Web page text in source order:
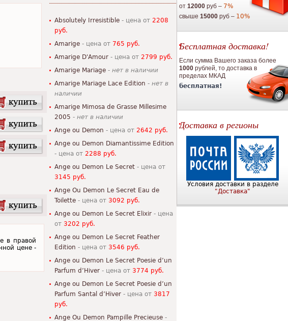
в правой
цене -
Absolutely Irresistible - цена от 2208
руб.
Amarige - цена от 765 руб.
Amarige D'Amour - цена от 2799 руб.
Amarige Mariage - нет в наличии
Amarige Mariage Lace Edition - нет в
наличии
Amarige Mimosa de Grasse Millesime
2005 - нет в наличии
Ange ou Demon - цена от 2642 руб.
Ange ou Demon Diamantissime Edition
- цена от 2288 руб.
Ange ou Demon Le Secret - цена от
3145 руб.
Ange Ou Demon Le Secret Eau de
Toilette - цена от 3092 руб.
Ange ou Demon Le Secret Elixir - цена
от 3202 руб.
Ange ou Demon Le Secret Feather
Edition - цена от 3546 руб.
Ange ou Demon Le Secret Poesie d’un
Parfum d’Hiver - цена от 3774 руб.
Ange ou Demon Le Secret Poesie d’un
Parfum Santal d’Hiver - цена от 3817
руб.
Ange Ou Demon Pampille Precieuse -
от 12000 руб – 7%
свыше 15000 руб – 10%
Бесплатная доставка!
Если сумма Вашего заказа более
1000 рублей, то доставка в
пределах МКАД
бесплатная!
Доставка в регионы
Условия доставки в разделе
"Доставка"